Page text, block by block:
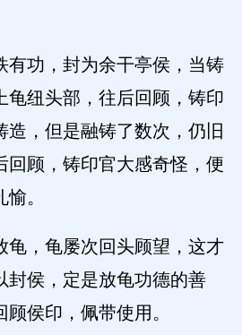
有功，封为余干亭侯，当铸
龟纽头部，往后回顾，铸印
造，但是融铸了数次，仍旧
回顾，铸印官大感奇怪，便
。
龟，龟屡次回头顾望，这才
封侯，定是放龟功德的善
侯印，佩带使用。